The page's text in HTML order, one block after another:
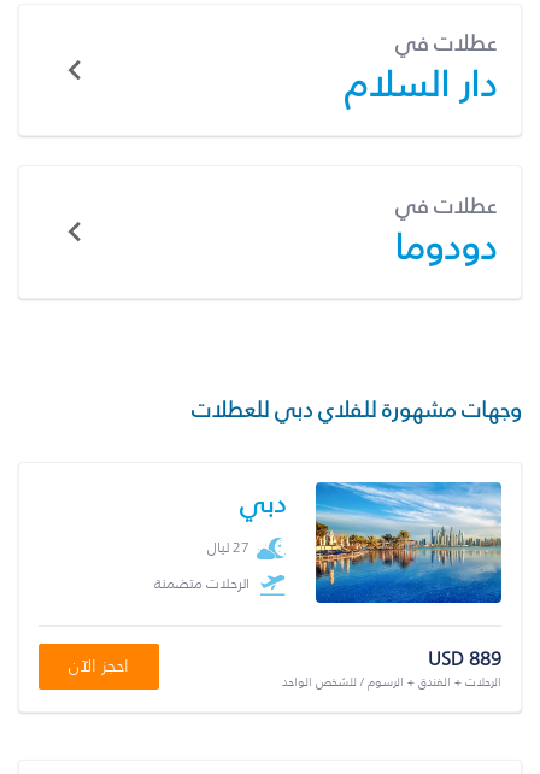
عطلات في
دار السلام
عطلات في
دودوما
وجهات مشهورة للفلاي دبي للعطلات
دبي
27 ليال
الرحلات متضمنة
USD 889
الرحلات + الفندق + الرسوم / للشخص الواحد
احجز الآن